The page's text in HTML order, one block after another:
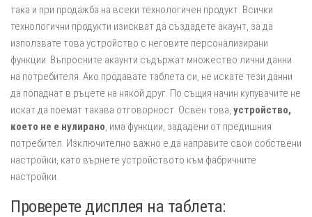
така и при продажба на всеки технологичен продукт. Всички
технологични продукти изискват да създадете акаунт, за да
използвате това устройство с неговите персонализирани
функции. Въпросните акаунти съдържат множество лични данни
на потребителя. Ако продавате таблета си, не искате тези данни
да попаднат в ръцете на някой друг. По същия начин купувачите не
искат да поемат такава отговорност. Освен това, устройство,
което не е нулирано, има функции, зададени от предишния
потребител. Изключително важно е да направите свои собствени
настройки, като върнете устройството към фабричните
настройки.
Проверете дисплея на таблета: